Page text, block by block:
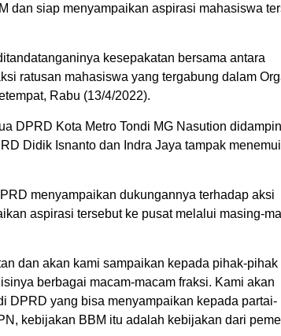
dan siap menyampaikan aspirasi mahasiswa
kesepakatan bersama antara
ratusan mahasiswa yang tergabung dalam
Rabu (13/4/2022).
DPRD Kota Metro Tondi MG Nasution
Didik Isnanto dan Indra Jaya tampak menemui
menyampaikan dukungannya terhadap aksi
aspirasi tersebut ke pusat melalui masing-
dan akan kami sampaikan kepada pihak-pihak
berbagai macam-macam fraksi. Kami akan
DPRD yang bisa menyampaikan kepada partai-
kebijakan BBM itu adalah kebijakan dari